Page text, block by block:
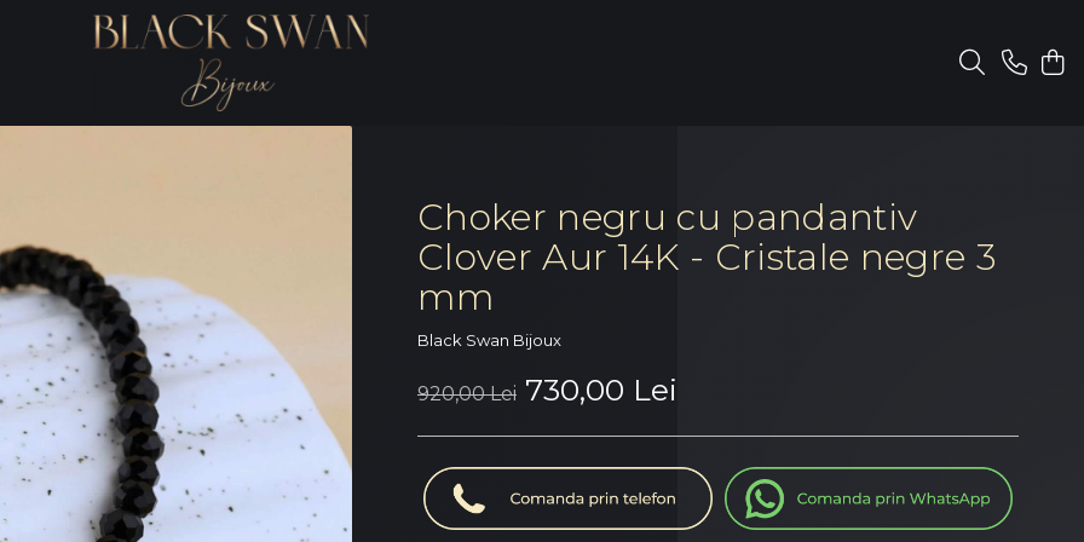
Choker negru cu pandantiv
Clover Aur 14K - Cristale negre 3
mm
Black Swan Bijoux
920,00 Lei 730,00 Lei